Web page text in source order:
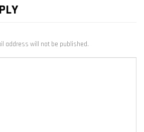
address will not be published.